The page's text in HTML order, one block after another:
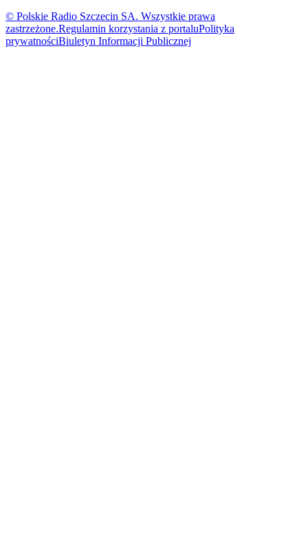
© Polskie Radio Szczecin SA. Wszystkie prawa
zastrzeżone.Regulamin korzystania z portaluPolityka
prywatnościBiuletyn Informacji Publicznej